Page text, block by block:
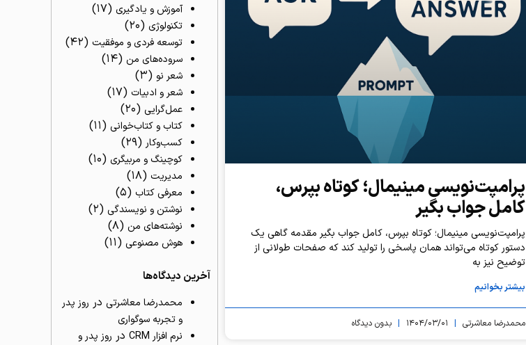
پرامپت‌نویسی مینیمال؛ کوتاه بپرس،
کامل جواب بگیر
پرامپت‌نویسی مینیمال؛ کوتاه بپرس، کامل جواب بگیر مقدمه گاهی یک
دستور کوتاه می‌تواند همان پاسخی را تولید کند که صفحات طولانی از
توضیح نیز به
بیشتر بخوانیم
محمدرضا معاشرتی بدون دیدگاه
آموزش و یادگیری (۱۷)
تکنولوژی (۲۰)
توسعه فردی و موفقیت (۴۲)
سروده‌های من (۱۴)
شعر نو (۳)
شعر و ادبیات (۱۷)
عمل‌گرایی (۲۰)
کتاب و کتاب‌خوانی (۱۱)
کسب‌وکار (۲۹)
کوچینگ و مربیگری (۱۰)
مدیریت (۱۸)
معرفی کتاب (۵)
نوشتن و نویسندگی (۲)
نوشته‌های من (۸)
هوش مصنوعی (۱۱)
آخرین دیدگاه‌ها
محمدرضا معاشرتی در روز پدر
و تجربه سوگواری
نرم افزار CRM
در روز پدر و